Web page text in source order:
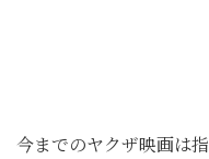
今までのヤクザ映画は